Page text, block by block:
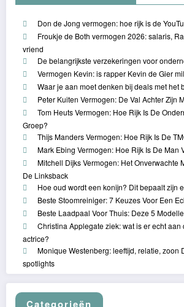
Don de Jong vermogen: hoe rijk is de
Froukje de Both vermogen 2026: salaris,
vriend
De belangrijkste verzekeringen voor
Vermogen Kevin: is rapper Kevin de Gier
Waar je aan moet denken bij deals met het
Peter Kuiten Vermogen: De Val Achter Zijn
Tom Heuts Vermogen: Hoe Rijk Is De
Groep?
Thijs Manders Vermogen: Hoe Rijk Is De
Mark Ebing Vermogen: Hoe Rijk Is De Man
Mitchell Dijks Vermogen: Het Onverwachte
De Linksback
Hoe oud wordt een konijn? Dit bepaalt zijn
Beste Stoomreiniger: 7 Keuzes Voor Een
Beste Laadpaal Voor Thuis: Deze 5
Christina Applegate ziek: wat is er echt aan
actrice?
Monique Westenberg: leeftijd, relatie, zoon
spotlights
Categorieën